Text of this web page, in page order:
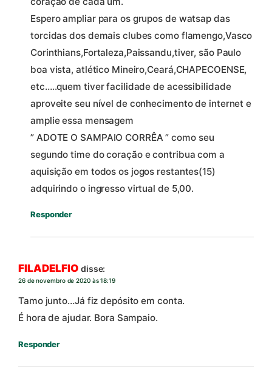
Espero ampliar para os grupos de watsap das
torcidas dos demais clubes como flamengo,Vasco
Corinthians,Fortaleza,Paissandu,tiver, são Paulo
boa vista, atlético Mineiro,Ceará,CHAPECOENSE,
etc…..quem tiver facilidade de acessibilidade
aproveite seu nível de conhecimento de internet e
amplie essa mensagem
” ADOTE O SAMPAIO CORRÊA ” como seu
segundo time do coração e contribua com a
aquisição em todos os jogos restantes(15)
adquirindo o ingresso virtual de 5,00.
Responder
FILADELFIO disse:
26 de novembro de 2020 às 18:19
Tamo junto…Já fiz depósito em conta.
É hora de ajudar. Bora Sampaio.
Responder